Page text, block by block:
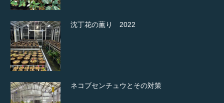
沈丁花の薫り 2022
ネコブセンチュウとその対策